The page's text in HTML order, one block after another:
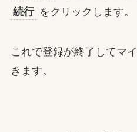
続行 をクリックします。
これで登録が終了してマ
きます。